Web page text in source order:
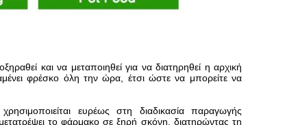
και να μεταποιηθεί για να διατηρηθεί η αρχική
φρέσκο όλη την ώρα, έτσι ώστε να μπορείτε να
ευρέως στη διαδικασία παραγωγής
το φάρμακο σε ξηρή σκόνη, διατηρώντας τη